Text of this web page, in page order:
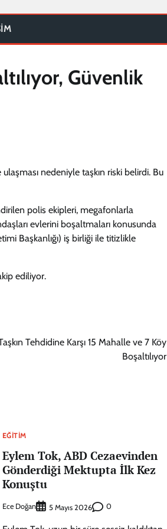
Güvenlik
nedeniyle taşkın riski belirdi. Bu
polis ekipleri, megafonlarla
evlerini boşaltmaları konusunda
Başkanlığı) iş birliği ile titizlikle
ediliyor.
Tehdidine Karşı 15 Mahalle ve 7 Köy
Boşaltılıyor
EĞITIM
Eylem Tok, ABD Cezaevinden
Gönderdiği Mektupta İlk Kez
Konuştu
Ece Doğan 5 Mayıs 2026 0